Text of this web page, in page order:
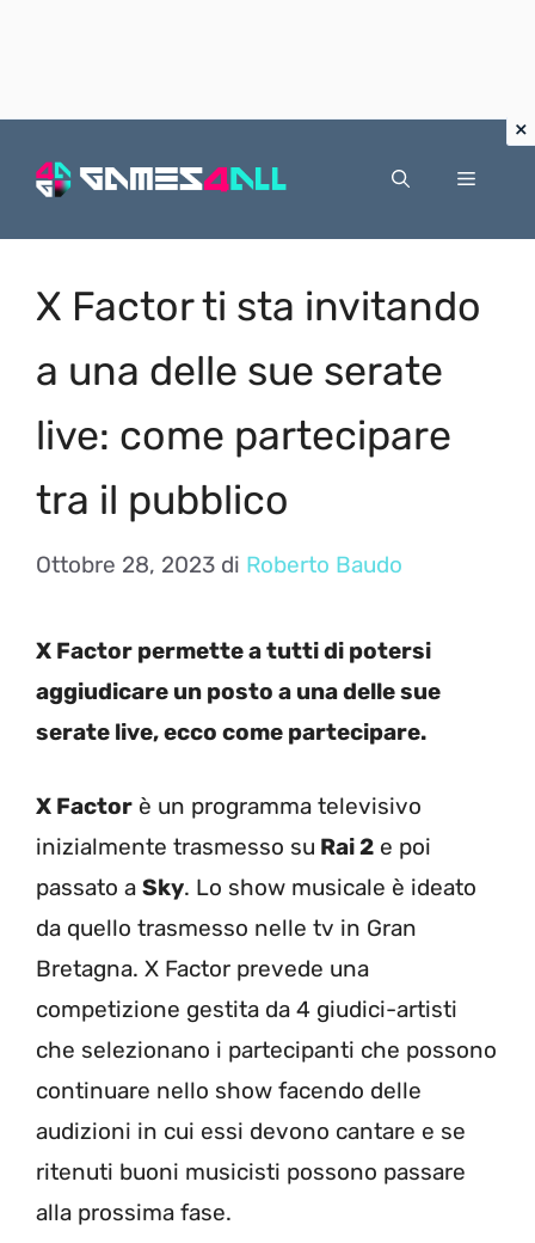
Menu
X Factor ti sta invitando
a una delle sue serate
live: come partecipare
tra il pubblico
Ottobre 28, 2023 di Roberto Baudo
X Factor permette a tutti di potersi
aggiudicare un posto a una delle sue
serate live, ecco come partecipare.
X Factor è un programma televisivo
inizialmente trasmesso su Rai 2 e poi
passato a Sky. Lo show musicale è ideato
da quello trasmesso nelle tv in Gran
Bretagna. X Factor prevede una
competizione gestita da 4 giudici-artisti
che selezionano i partecipanti che possono
continuare nello show facendo delle
audizioni in cui essi devono cantare e se
ritenuti buoni musicisti possono passare
alla prossima fase.